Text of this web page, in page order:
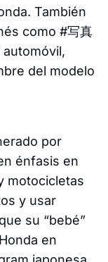
También
como #写真
del modelo
por
énfasis en
motocicletas
y usar
su “bebé”
en